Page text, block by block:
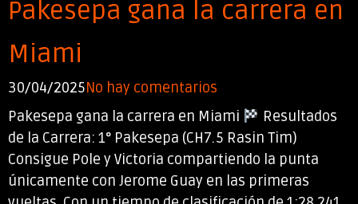
Pakesepa gana la carrera en
Miami
30/04/2025No hay comentarios
Pakesepa gana la carrera en Miami
Resultados
de la Carrera: 1° Pakesepa (CH7.5 Rasin Tim)
Consigue Pole y Victoria compartiendo la punta
únicamente con Jerome Guay en las primeras